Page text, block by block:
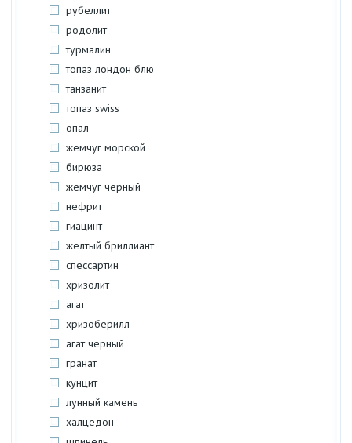
рубеллит
родолит
турмалин
топаз лондон блю
танзанит
топаз swiss
опал
жемчуг морской
бирюза
жемчуг черный
нефрит
гиацинт
желтый бриллиант
спессартин
хризолит
агат
хризоберилл
агат черный
гранат
кунцит
лунный камень
халцедон